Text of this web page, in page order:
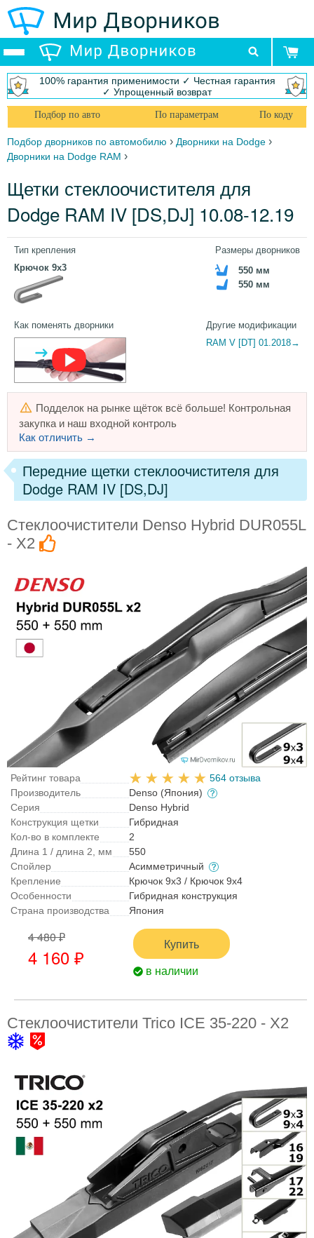
100% гарантия применимости ✓ Честная гарантия
✓ Упрощенный возврат
Подбор по авто По параметрам По коду
Подбор дворников по автомобилю › Дворники на Dodge ›
Дворники на Dodge RAM ›
Щетки стеклоочистителя для
Dodge RAM IV [DS,DJ] 10.08-12.19
Тип крепления
Крючок 9x3
Размеры дворников
550 мм
550 мм
Как поменять дворники
Другие модификации
RAM V [DT] 01.2018→
Подделок на рынке щёток всё больше! Контрольная
закупка и наш входной контроль
Как отличить →
Передние щетки стеклоочистителя для
Dodge RAM IV [DS,DJ]
Стеклоочистители Denso Hybrid DUR055L
- X2
Рейтинг товара
564 отзыва
Производитель
Denso (Япония)
Серия
Denso Hybrid
Конструкция щетки
Гибридная
Кол-во в комплекте
2
Длина 1 / длина 2, мм
550
Спойлер
Асимметричный
Крепление
Крючок 9x3 / Крючок 9x4
Особенности
Гибридная конструкция
Страна производства
Япония
4 480 ₽
4 160 ₽
Купить
в наличии
Стеклоочистители Trico ICE 35-220 - X2